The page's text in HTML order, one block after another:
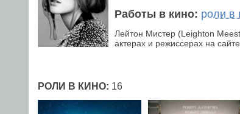
Работы в кино: роли в
Лейтон Мистер (Leighton
актерах и режиссерах на
РОЛИ В КИНО: 16